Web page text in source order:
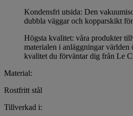
Kondensfri utsida: Den
dubbla väggar och kopparskikt
Högsta kvalitet: våra produkter
materialen i anläggningar världen
kvalitet du förväntar dig från Le
Material:
Rostfritt stål
Tillverkad i: